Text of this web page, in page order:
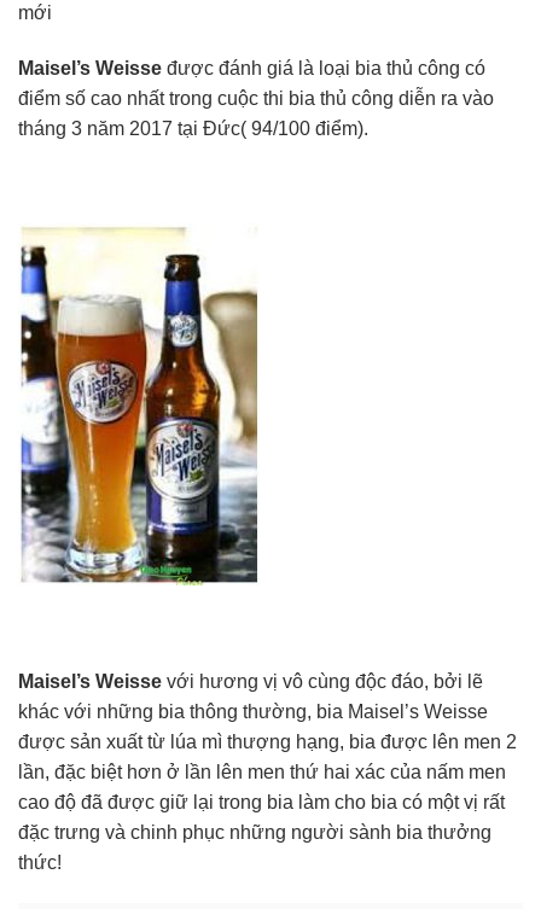
mới
Maisel’s Weisse được đánh giá là loại bia thủ công có
điểm số cao nhất trong cuộc thi bia thủ công diễn ra vào
tháng 3 năm 2017 tại Đức( 94/100 điểm).
Maisel’s Weisse với hương vị vô cùng độc đáo, bởi lẽ
khác với những bia thông thường, bia Maisel’s Weisse
được sản xuất từ lúa mì thượng hạng, bia được lên men 2
lần, đặc biệt hơn ở lần lên men thứ hai xác của nấm men
cao độ đã được giữ lại trong bia làm cho bia có một vị rất
đặc trưng và chinh phục những người sành bia thưởng
thức!